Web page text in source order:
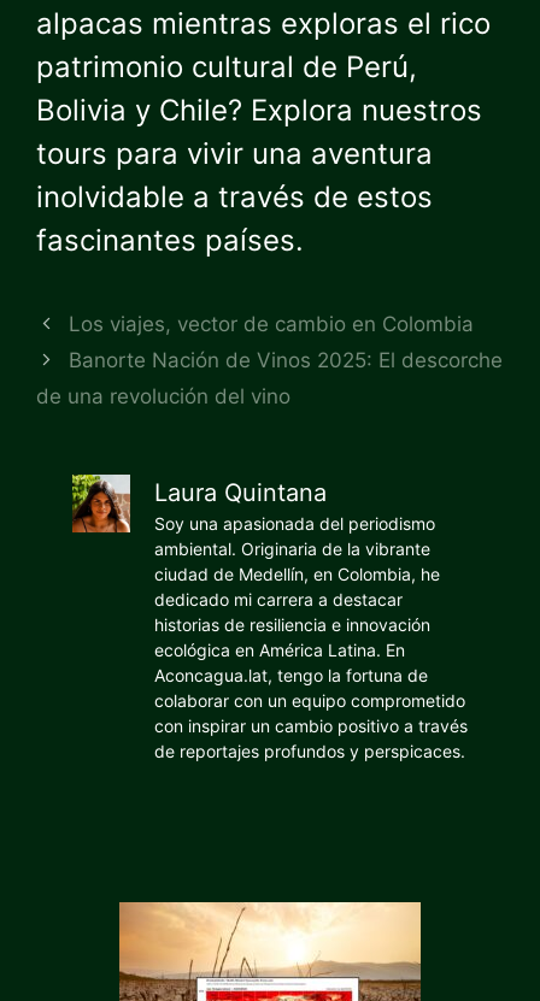
alpacas mientras exploras el rico
patrimonio cultural de Perú,
Bolivia y Chile? Explora nuestros
tours para vivir una aventura
inolvidable a través de estos
fascinantes países.
Los viajes, vector de cambio en Colombia
Banorte Nación de Vinos 2025: El descorche
de una revolución del vino
Laura Quintana
Soy una apasionada del periodismo
ambiental. Originaria de la vibrante
ciudad de Medellín, en Colombia, he
dedicado mi carrera a destacar
historias de resiliencia e innovación
ecológica en América Latina. En
Aconcagua.lat, tengo la fortuna de
colaborar con un equipo comprometido
con inspirar un cambio positivo a través
de reportajes profundos y perspicaces.